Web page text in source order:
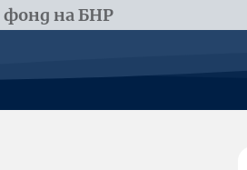
фонд на БНР